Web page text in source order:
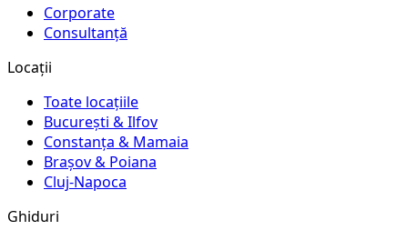
Corporate
Consultanță
Locații
Toate locațiile
București & Ilfov
Constanța & Mamaia
Brașov & Poiana
Cluj-Napoca
Ghiduri